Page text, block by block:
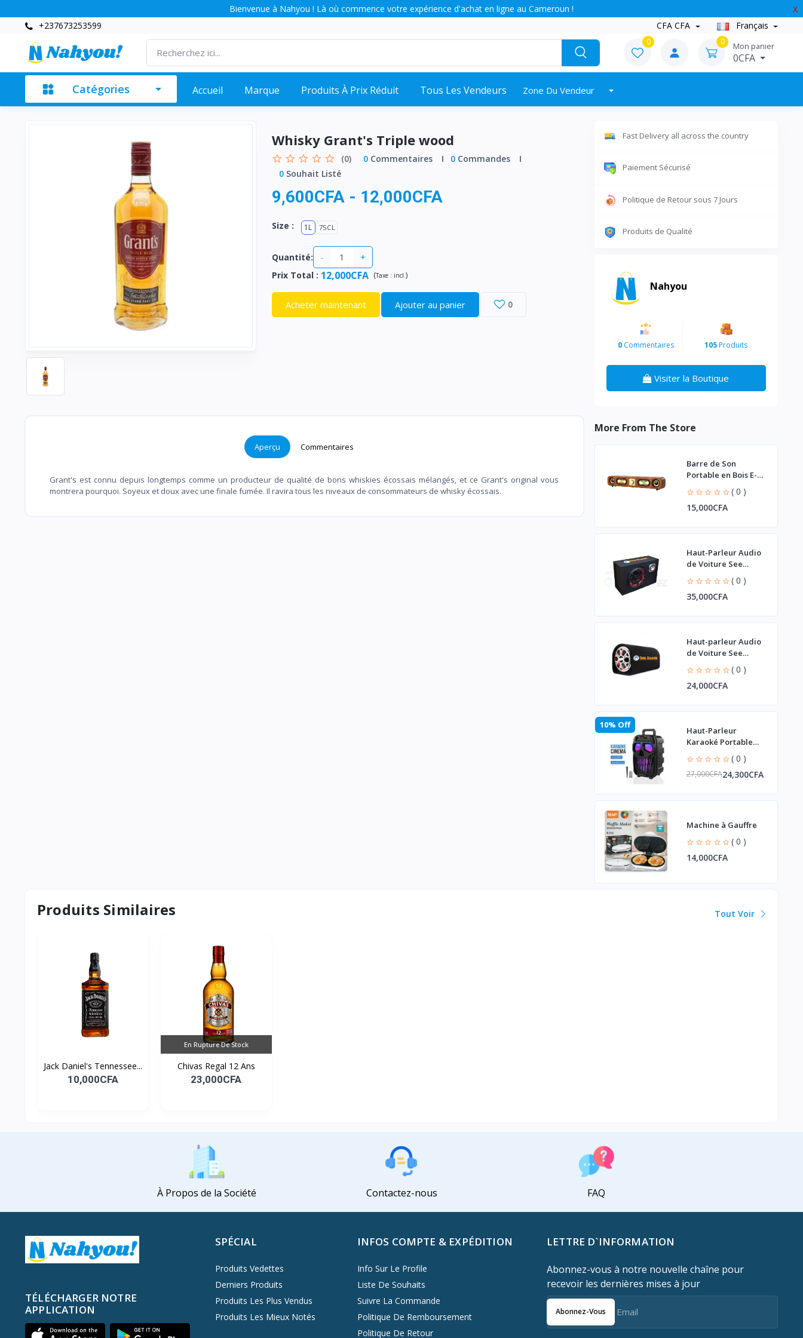
Bienvenue à Nahyou ! Là où commence votre expérience d'achat en ligne au Cameroun !
X
+237673253599
CFA CFA Français
0 0 Mon panier
0CFA
Catégories Accueil Marque Produits À Prix Réduit Tous Les Vendeurs Zone Du Vendeur
Whisky Grant's Triple wood
(0) 0Commentaires 0Commandes
0Souhait Listé
9,600CFA - 12,000CFA
Size : 1L 75CL
Quantité: - +
Prix Total: 12,000CFA (Taxe : incl.)
Acheter maintenant Ajouter au panier 0
Aperçu Commentaires
Grant's est connu depuis longtemps comme un producteur de qualité de bons whiskies écossais mélangés, et ce Grant's original vous
montrera pourquoi. Soyeux et doux avec une finale fumée. Il ravira tous les niveaux de consommateurs de whisky écossais.
Fast Delivery all across the country
Paiement Sécurisé
Politique de Retour sous 7 Jours
Produits de Qualité
Nahyou
0 Commentaires 105Produits
Visiter la Boutique
More From The Store
Barre de Son
Portable en Bois E-
( 0 )
15,000CFA
Haut-Parleur Audio
de Voiture See
Piyano Voice( 0 )
35,000CFA
Haut-parleur Audio
de Voiture See
Piyano Gn-8012
( 0 )
24,000CFA
10% Off
Haut-Parleur
Karaoké Portable
TWS 8 Pouces avec
Micro +
Télécommande
( 0 )
27,000CFA24,300CFA
Machine à Gauffre
( 0 )
14,000CFA
Produits Similaires Tout Voir
Jack Daniel's Tennessee...
10,000CFA
En Rupture De Stock
Chivas Regal 12 Ans
23,000CFA
À Propos de la Société Contactez-nous FAQ
TÉLÉCHARGER NOTRE
APPLICATION
SPÉCIAL
Produits Vedettes
Derniers Produits
Produits Les Plus Vendus
Produits Les Mieux Notés
INFOS COMPTE & EXPÉDITION
Info Sur Le Profile
Liste De Souhaits
Suivre La Commande
Politique De Remboursement
Politique De Retour
LETTRE D`INFORMATION
Abonnez-vous à notre nouvelle chaîne pour
recevoir les dernières mises à jour
Abonnez-Vous